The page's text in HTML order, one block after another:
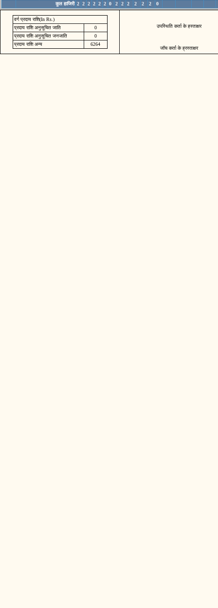
कुल हाजिरी 2 2 2 2 2 2 0 2 2 2 2 2 2 0
वर्ग प्रदाय राशि(In Rs.)
प्रदाय राशि अनुसूचित जाति
0
प्रदाय राशि अनुसूचित जनजाति
0
प्रदाय राशि अन्य
6264
उपस्थिति कर्ता के हस्ताक्षर
जॉच कर्ता के ह्रस्ताक्षर